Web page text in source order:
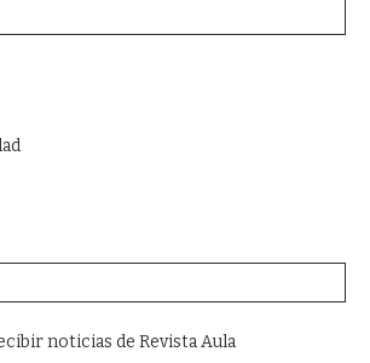
noticias de Revista Aula